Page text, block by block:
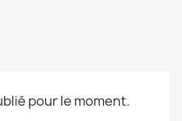
pour le moment.